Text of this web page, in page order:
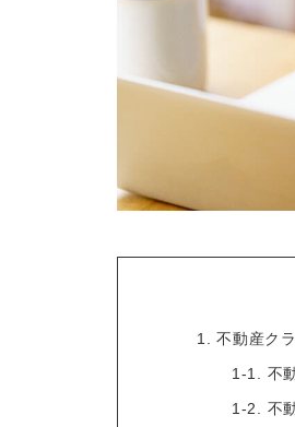
1. 不動産ク
1-1. 不
1-2. 不